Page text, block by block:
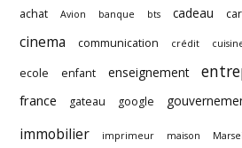
achat Avion banque bts cadeau
cinema communication crédit
ecole enfant enseignement
france
gateau google
immobilier imprimeur maison